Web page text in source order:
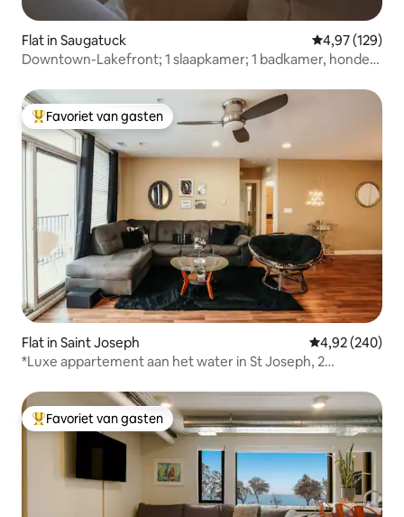
Flat in Saugatuck Gemiddelde
4,97 (129)
Downtown-Lakefront; 1 slaapkamer; 1 badkamer, honden
Topfavoriet van gasten
Favoriet van gasten
Flat in Saint Joseph Gemiddelde
4,92 (240)
*Luxe appartement aan het water in St Joseph, 2
Topfavoriet van gasten
Favoriet van gasten